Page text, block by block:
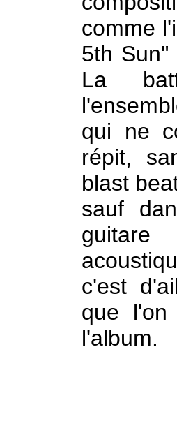
comme
5th Sun"
La
qui ne
répit,
blast
sauf
c'est
que